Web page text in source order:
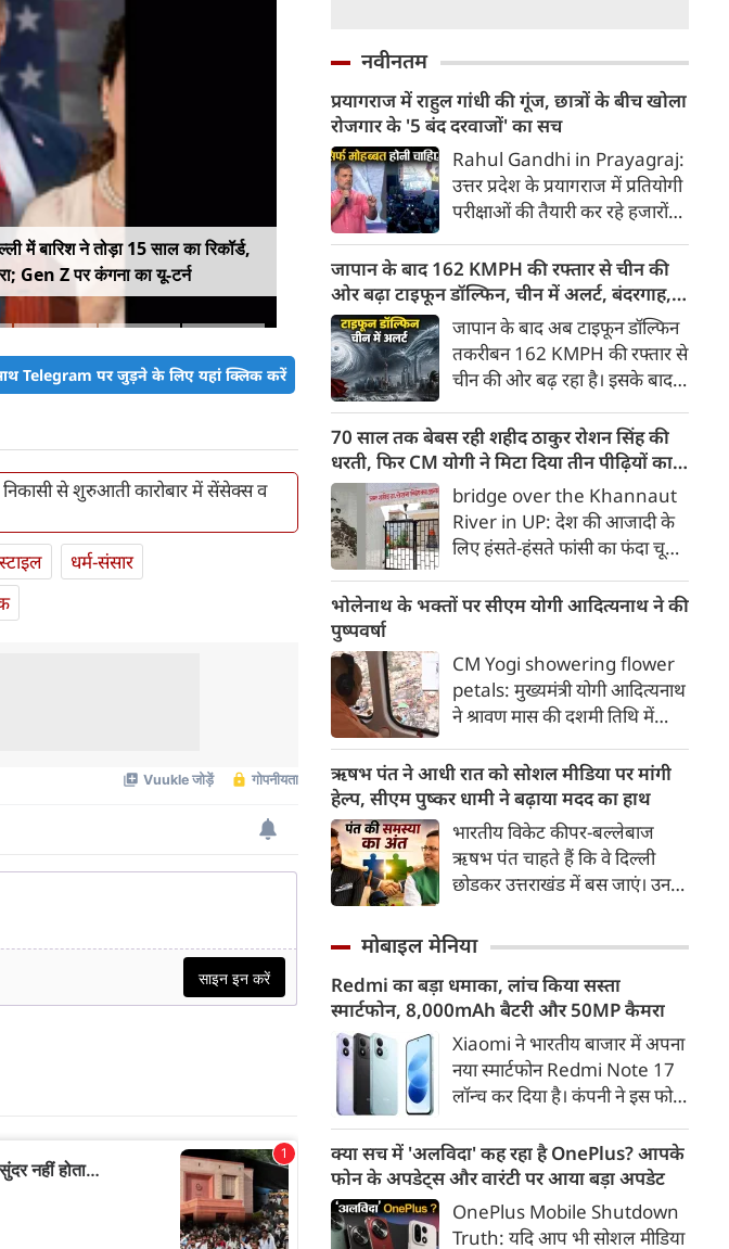
बारिश ने तोड़ा 15 साल का रिकॉर्ड,
Gen Z पर कंगना का यू-टर्न
Telegram पर जुड़ने के लिए यहां क्लिक करें
से शुरुआती कारोबार में सेंसेक्स व‍
धर्म-संसार
नवीनतम
प्रयागराज में राहुल गांधी की गूंज, छात्रों के बीच खोला
रोजगार के '5 बंद दरवाजों' का सच
Rahul Gandhi in Prayagraj:
उत्तर प्रदेश के प्रयागराज में प्रतियोगी
परीक्षाओं की तैयारी कर रहे हजारों
कांग्रेस नेता राहुल गांधी ने केंद्र की
मोदी सरकार पर तीखा प्रहार किया है।
'छात्रों की गूंज' कार्यक्रम के दौरान
भारी बारिश और जलभराव के बीच
उमड़े युवाओं के हुजूम को संबोधित
करते हुए राहुल गांधी ने कहा कि देश
में युवाओं के रोजगार के सभी 5
प्रमुख रास्ते बंद कर दिए गए हैं।
जापान के बाद 162 KMPH की रफ्तार से चीन की
ओर बढ़ा टाइफून डॉल्फिन, चीन में अलर्ट, बंदरगाह,
स्कूल बंद, उड़ानें रद्दजापान के बाद अब टाइफून डॉल्फिन
तकरीबन 162 KMPH की रफ्तार से
चीन की ओर बढ़ रहा है। इसके बाद
चीन में अलर्ट जारी किया गया है। वहां
के बंदरगाह बंद कर दिए गए हैं। स्‍कूल
की छुट्टियां घोषित की गई हैं, जबकि
उड़ानें रद्द कर दी गई हैं। बता दें कि
कई लोग इस तूफान से हताहत हुए हैं।
70 साल तक बेबस रही शहीद ठाकुर रोशन सिंह की
धरती, फिर CM योगी ने मिटा दिया तीन पीढ़ियों का
दर्द
bridge over the Khannaut
River in UP: देश की आजादी के
लिए हंसते-हंसते फांसी का फंदा चूमने
रोशन सिंह की जन्मभूमि आजाद
मुख्यधारा से कटे रहने का दर्द सहती
रही। जिस गांव की मिट्टी ने देश को
ऐसा वीर सपूत दिया, उसी गांव की
तीन पीढ़ियां हर साल बारिश के मौसम
में दुनिया से कट जाने की मजबूरी
झेलती रहीं।
भोलेनाथ के भक्तों पर सीएम योगी आदित्यनाथ ने की
पुष्पवर्षा
CM Yogi showering flower
petals: मुख्यमंत्री योगी आदित्यनाथ
ने श्रावण मास की दशमी तिथि में
बरसाए। गोरक्षपीठाधीश्वर के साथ
रामायण सीरियल में भगवान राम की
भूमिका निभाने वाले मेरठ के सांसद
अरुण गोविल समेत सभी
जनप्रतिनिधियों ने आस्था को सम्मान
देते हुए शिवभक्त कांवड़ यात्रियों पर
ऋषभ पंत ने आधी रात को सोशल मीडिया पर मांगी
हेल्‍प, सीएम पुष्‍कर धामी ने बढ़ाया मदद का हाथ
भारतीय विकेट कीपर-बल्लेबाज
ऋषभ पंत चाहते हैं कि वे दिल्‍ली
छोडकर उत्तराखंड में बस जाएं। उनका
में बीत है, उससे उनकी यादें जुडी हैं।
मनचाही जमीन नहीं मिल रही है। कुछ
इस इच्‍छा के साथ ऋषभ पंत ने आधी
रात को पोस्‍ट लिखी।
मोबाइल मेनिया
Redmi का बड़ा धमाका, लांच किया सस्ता
स्मार्टफोन, 8,000mAh बैटरी और 50MP कैमरा
Xiaomi ने भारतीय बाजार में अपना
नया स्मार्टफोन Redmi Note 17
लॉन्च कर दिया है। कंपनी ने इस फोन
डिस्प्ले, 8,000mAh की बड़ी बैटरी
और Qualcomm Snapdragon
चिपसेट के साथ पेश किया है। फोन में
50MP का मेन कैमरा दिया गया है।
क्या सच में 'अलविदा' कह रहा है OnePlus? आपके
फोन के अपडेट्स और वारंटी पर आया बड़ा अपडेट
OnePlus Mobile Shutdown
Truth: यदि आप भी सोशल मीडिया